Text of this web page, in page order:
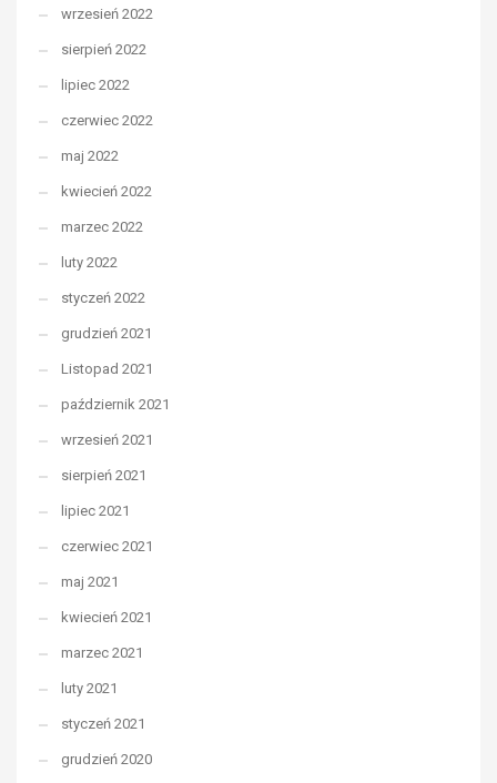
wrzesień 2022
sierpień 2022
lipiec 2022
czerwiec 2022
maj 2022
kwiecień 2022
marzec 2022
luty 2022
styczeń 2022
grudzień 2021
Listopad 2021
październik 2021
wrzesień 2021
sierpień 2021
lipiec 2021
czerwiec 2021
maj 2021
kwiecień 2021
marzec 2021
luty 2021
styczeń 2021
grudzień 2020